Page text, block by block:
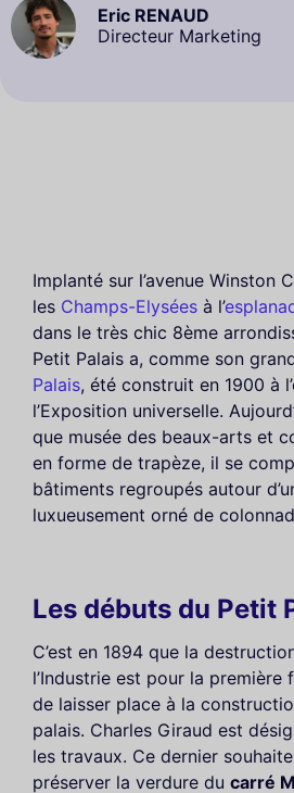
Eric RENAUD
Directeur Marketing
Implanté sur l’avenue Winston
les Champs-Elysées à l’
dans le très chic 8ème
Petit Palais a, comme son
Palais, été construit en 1900 à
l’Exposition universelle.
que musée des beaux-arts et
en forme de trapèze, il se
bâtiments regroupés autour
luxueusement orné de
Les débuts du Petit
C’est en 1894 que la
l’Industrie est pour la première
de laisser place à la
palais. Charles Giraud est
les travaux. Ce dernier
préserver la verdure du carré